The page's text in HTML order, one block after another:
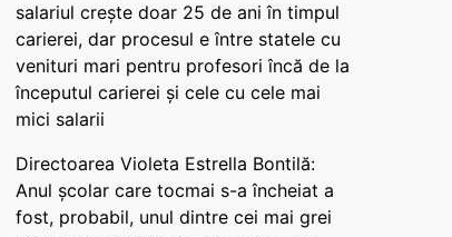
salariul crește doar 25 de ani în timpul
carierei, dar procesul e între statele cu
venituri mari pentru profesori încă de la
începutul carierei și cele cu cele mai
mici salarii
Directoarea Violeta Estrella Bontilă:
Anul școlar care tocmai s-a încheiat a
fost, probabil, unul dintre cei mai grei